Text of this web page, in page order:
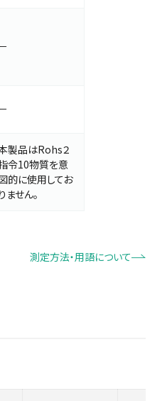
－
－
製品はRohs２
令10物質を意
的に使用してお
りません。
測定方法・用語について